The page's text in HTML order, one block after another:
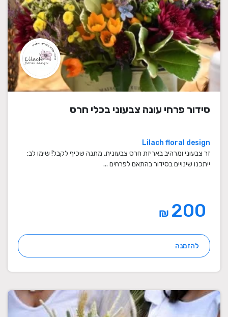
סידור פרחי עונה צבעוני בכלי חרס
Lilach floral design
זר צבעוני ומרהיב באריזת חרס צבעונית. מתנה שכיף לקבל! שימו לב:
ייתכנו שינויים בסידור בהתאם לפרחים ...
₪
להזמנה